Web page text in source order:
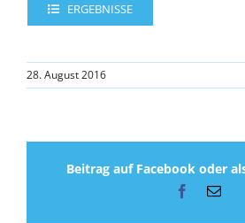
ERGEBNISSE
28. August 2016
Beitrag auf Facebook oder
Facebook
E-